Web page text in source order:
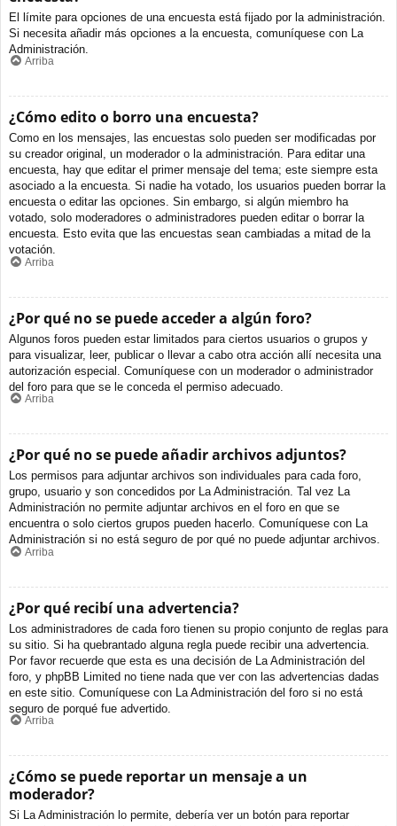
El límite para opciones de una encuesta está fijado por la administración.
Si necesita añadir más opciones a la encuesta, comuníquese con La
Administración.
Arriba
¿Cómo edito o borro una encuesta?
Como en los mensajes, las encuestas solo pueden ser modificadas por
su creador original, un moderador o la administración. Para editar una
encuesta, hay que editar el primer mensaje del tema; este siempre esta
asociado a la encuesta. Si nadie ha votado, los usuarios pueden borrar la
encuesta o editar las opciones. Sin embargo, si algún miembro ha
votado, solo moderadores o administradores pueden editar o borrar la
encuesta. Esto evita que las encuestas sean cambiadas a mitad de la
votación.
Arriba
¿Por qué no se puede acceder a algún foro?
Algunos foros pueden estar limitados para ciertos usuarios o grupos y
para visualizar, leer, publicar o llevar a cabo otra acción allí necesita una
autorización especial. Comuníquese con un moderador o administrador
del foro para que se le conceda el permiso adecuado.
Arriba
¿Por qué no se puede añadir archivos adjuntos?
Los permisos para adjuntar archivos son individuales para cada foro,
grupo, usuario y son concedidos por La Administración. Tal vez La
Administración no permite adjuntar archivos en el foro en que se
encuentra o solo ciertos grupos pueden hacerlo. Comuníquese con La
Administración si no está seguro de por qué no puede adjuntar archivos.
Arriba
¿Por qué recibí una advertencia?
Los administradores de cada foro tienen su propio conjunto de reglas para
su sitio. Si ha quebrantado alguna regla puede recibir una advertencia.
Por favor recuerde que esta es una decisión de La Administración del
foro, y phpBB Limited no tiene nada que ver con las advertencias dadas
en este sitio. Comuníquese con La Administración del foro si no está
seguro de porqué fue advertido.
Arriba
¿Cómo se puede reportar un mensaje a un
moderador?
Si La Administración lo permite, debería ver un botón para reportar